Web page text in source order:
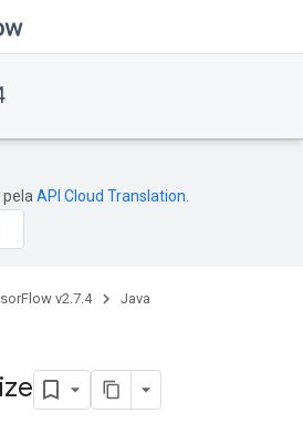
API Cloud Translation
v2.7.4 Java